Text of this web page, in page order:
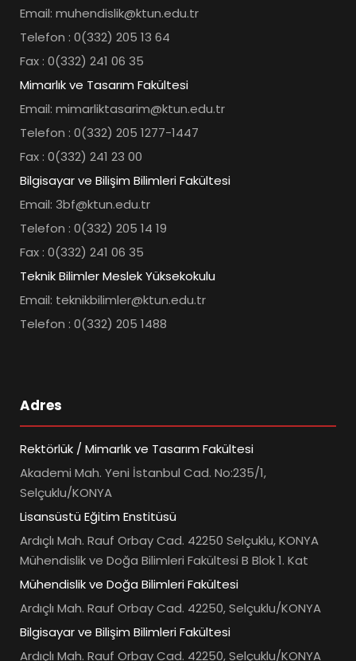
Email: muhendislik@ktun.edu.tr
Telefon : 0(332) 205 13 64
Fax : 0(332) 241 06 35
Mimarlık ve Tasarım Fakültesi
Email: mimarliktasarim@ktun.edu.tr
Telefon : 0(332) 205 1277-1447
Fax : 0(332) 241 23 00
Bilgisayar ve Bilişim Bilimleri Fakültesi
Email: 3bf@ktun.edu.tr
Telefon : 0(332) 205 14 19
Fax : 0(332) 241 06 35
Teknik Bilimler Meslek Yüksekokulu
Email: teknikbilimler@ktun.edu.tr
Telefon : 0(332) 205 1488
Adres
Rektörlük / Mimarlık ve Tasarım Fakültesi
Akademi Mah. Yeni İstanbul Cad. No:235/1,
Selçuklu/KONYA
Lisansüstü Eğitim Enstitüsü
Ardıçlı Mah. Rauf Orbay Cad. 42250 Selçuklu, KONYA
Mühendislik ve Doğa Bilimleri Fakültesi B Blok 1. Kat
Mühendislik ve Doğa Bilimleri Fakültesi
Ardıçlı Mah. Rauf Orbay Cad. 42250, Selçuklu/KONYA
Bilgisayar ve Bilişim Bilimleri Fakültesi
Ardıçlı Mah. Rauf Orbay Cad. 42250, Selçuklu/KONYA